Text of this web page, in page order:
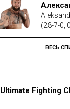
(28-7-0,
Tyron
(19-5-1,
ВЕСЬ
Ultimate Fighting